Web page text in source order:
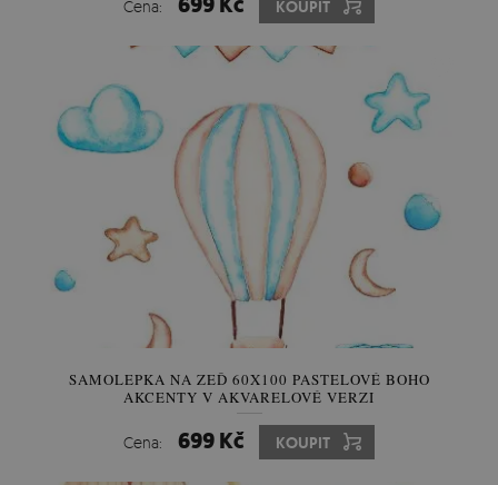
Cena: KOUPIT
SAMOLEPKA NA ZEĎ 60X100 PASTELOVÉ BOHO
AKCENTY V AKVARELOVÉ VERZI
Cena: 699 Kč KOUPIT